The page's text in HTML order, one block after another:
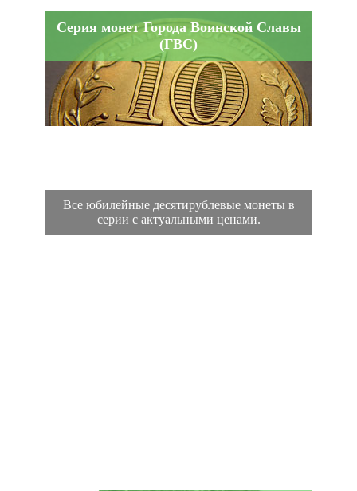
Серия монет Города Воинской Славы
(ГВС)
Все юбилейные десятирублевые монеты в
серии с актуальными ценами.